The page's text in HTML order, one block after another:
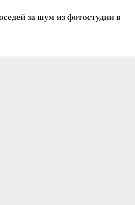
за шум из фотостудии в